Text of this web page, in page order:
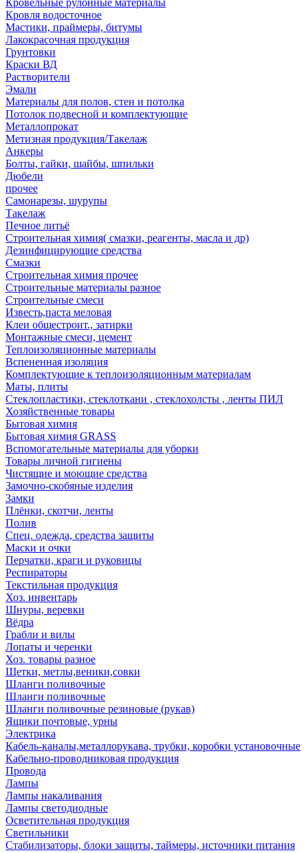
Кровельные рулонные материалы
Кровля водосточное
Мастики, праймеры, битумы
Лакокрасочная продукция
Грунтовки
Краски ВД
Растворители
Эмали
Материалы для полов, стен и потолка
Потолок подвесной и комплектующие
Металлопрокат
Метизная продукция/Такелаж
Анкеры
Болты, гайки, шайбы, шпильки
Дюбели
прочее
Самонарезы, шурупы
Такелаж
Печное литьё
Строительная химия( смазки, реагенты, масла и др)
Дезинфицирующие средства
Смазки
Строительная химия прочее
Строительные материалы разное
Строительные смеси
Известь,паста меловая
Клеи общестроит., затирки
Монтажные смеси, цемент
Теплоизоляционные материалы
Вспененная изоляция
Комплектующие к теплоизоляционным материалам
Маты, плиты
Стеклопластики, стеклоткани , стеклохолсты , ленты ПИЛ
Хозяйственные товары
Бытовая химия
Бытовая химия GRASS
Вспомогательные материалы для уборки
Товары личной гигиены
Чистящие и моющие средства
Замочно-скобяные изделия
Замки
Плёнки, скотчи, ленты
Полив
Спец. одежда, средства защиты
Маски и очки
Перчатки, краги и руковицы
Респираторы
Текстильная продукция
Хоз. инвентарь
Шнуры, веревки
Вёдра
Грабли и вилы
Лопаты и черенки
Хоз. товары разное
Щетки, метлы,веники,совки
Шланги поливочные
Шланги поливочные
Шланги поливочные резиновые (рукав)
Ящики почтовые, урны
Электрика
Кабель-каналы,металлорукава, трубки, коробки установочные
Кабельно-проводниковая продукция
Провода
Лампы
Лампы накаливания
Лампы светодиодные
Осветительная продукция
Светильники
Стабилизаторы, блоки защиты, таймеры, источники питания